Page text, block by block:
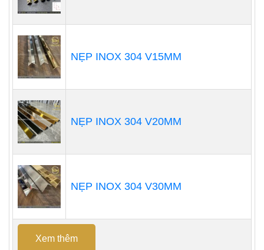
NẸP INOX 304 V15MM
NẸP INOX 304 V20MM
NẸP INOX 304 V30MM
Xem thêm